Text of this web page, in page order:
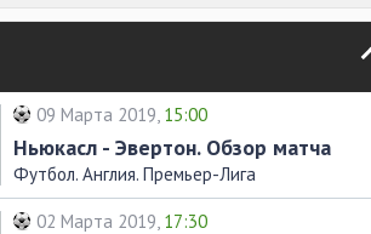
09 Марта 2019, 15:00
Ньюкасл - Эвертон. Обзор матча
Футбол. Англия. Премьер-Лига
02 Марта 2019, 17:30